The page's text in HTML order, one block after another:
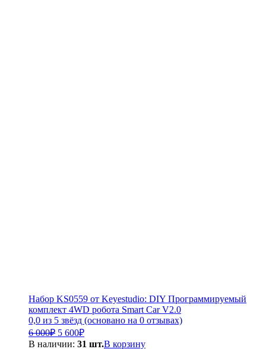
Набор KS0559 от Keyestudio: DIY Программируемый
комплект 4WD робота Smart Car V2.0
0,0 из 5 звёзд (основано на 0 отзывах)
6 000₽ Первоначальная
цена
5 600₽Текущая
цена:
В наличии: 31 шт.В корзину